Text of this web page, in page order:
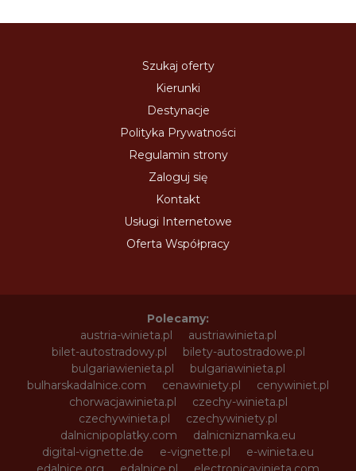
Szukaj oferty
Kierunki
Destynacje
Polityka Prywatności
Regulamin strony
Zaloguj się
Kontakt
Usługi Internetowe
Oferta Współpracy
Polecamy:
austria-winieta.pl
austriawinieta.pl
bilet-autostradowy.pl
bilety-autostradowe.pl
bulgariawienieta.pl
bulgariawinieta.pl
bulharskadalnice.com
cenawiniety.pl
cenywiniet.pl
chorwacjawinieta.pl
czechy-winieta.pl
czechywinieta.pl
czechywiniety.pl
dalnicnipoplatky.com
dalnicniznamka.eu
digital-vignette.de
e-vignette.pl
e-winieta.eu